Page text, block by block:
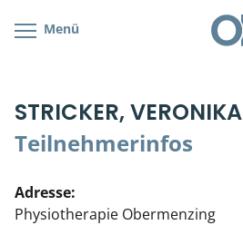
Menü
STRICKER, VERONIKA
Teilnehmerinfos
Adresse:
Physiotherapie Obermenzing
Cranial/Neurale Osteopathie
Parietale Osteopathie
Viszerale Osteopathie
Bonus-Programm
Veranstaltungsticket DB
Wissenswertes
Teilnehmerliste
Stellenbörse
Soziales Engagement